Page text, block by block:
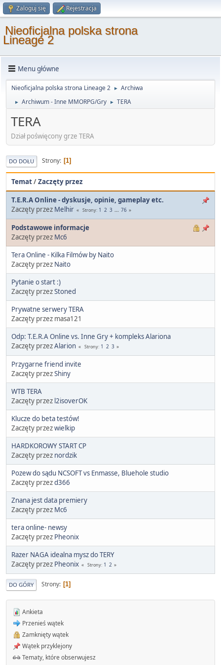
Zaloguj się Rejestracja
Nieoficjalna polska strona
Lineage 2
Menu główne
Nieoficjalna polska strona Lineage 2 ► Archiwa
► Archiwum - Inne MMORPG/Gry ► TERA
TERA
Dział poświęcony grze TERA
DO DOŁU Strony 1
Temat/Zaczęty przez
T.E.R.A Online - dyskusje, opinie, gameplay etc.
Zaczęty przez Melhir Strony 1 2 3 ... 76
Podstawowe informacje
Zaczęty przez Mc6
Tera Online - Kilka Filmów by Naito
Zaczęty przez Naito
Pytanie o start :)
Zaczęty przezStoned
Prywatne serwery TERA
Zaczęty przez masa121
Odp: T.E.R.A Online vs. Inne Gry + kompleks Alariona
Zaczęty przezAlarion Strony 1 2 3
Przygarne friend invite
Zaczęty przezShiny
WTB TERA
Zaczęty przez l2isoverOK
Klucze do beta testów!
Zaczęty przezwielkip
HARDKOROWY START CP
Zaczęty przez nordzik
Pozew do sądu NCSOFT vs Enmasse, Bluehole studio
Zaczęty przezd366
Znana jest data premiery
Zaczęty przez Mc6
tera online- newsy
Zaczęty przez Pheonix
Razer NAGA idealna mysz do TERY
Zaczęty przez Pheonix Strony 1 2
DO GÓRY Strony 1
Ankieta
Przenieś wątek
Zamknięty wątek
Wątek przyklejony
Tematy, które obserwujesz